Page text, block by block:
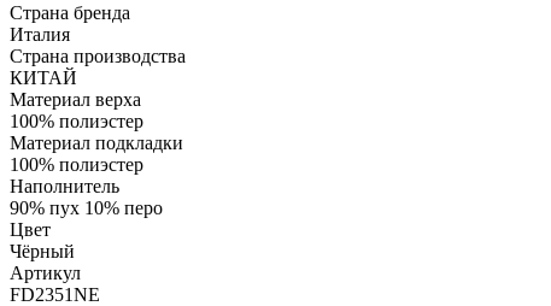
Страна бренда
Италия
Страна производства
КИТАЙ
Материал верха
100% полиэстер
Материал подкладки
100% полиэстер
Наполнитель
90% пух 10% перо
Цвет
Чёрный
Артикул
FD2351NE